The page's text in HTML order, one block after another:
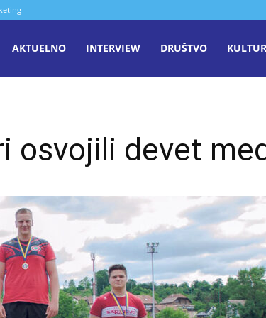
AKTUELNO INTERVIEW DRUŠTVO
osvojili devet